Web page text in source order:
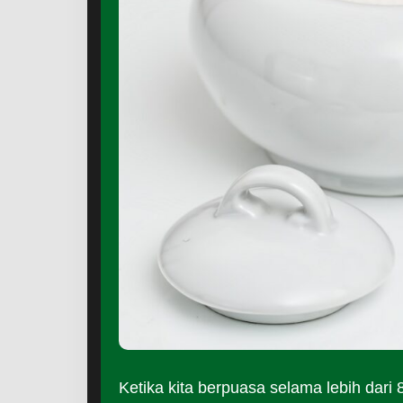
Ketika kita berpuasa selama lebih dari